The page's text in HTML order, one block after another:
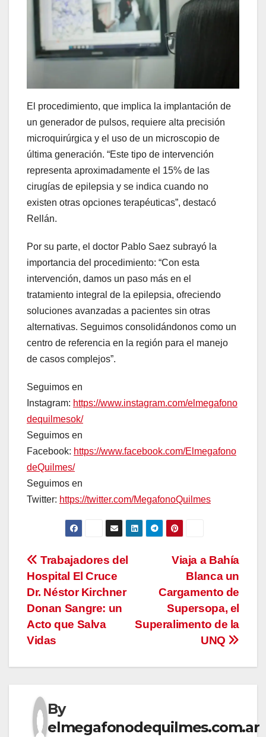
El procedimiento, que implica la implantación de
un generador de pulsos, requiere alta precisión
microquirúrgica y el uso de un microscopio de
última generación. “Este tipo de intervención
representa aproximadamente el 15% de las
cirugías de epilepsia y se indica cuando no
existen otras opciones terapéuticas”, destacó
Rellán.
Por su parte, el doctor Pablo Saez subrayó la
importancia del procedimiento: “Con esta
intervención, damos un paso más en el
tratamiento integral de la epilepsia, ofreciendo
soluciones avanzadas a pacientes sin otras
alternativas. Seguimos consolidándonos como un
centro de referencia en la región para el manejo
de casos complejos”.
Seguimos en
Instagram: https://www.instagram.com/elmegafono
dequilmesok/
Seguimos en
Facebook: https://www.facebook.com/Elmegafono
deQuilmes/
Seguimos en
Twitter: https://twitter.com/MegafonoQuilmes
Navegación
de
entradas
Viaja a Bahía
Blanca un
Cargamento de
Supersopa, el
Superalimento de la
UNQ
Trabajadores del
Hospital El Cruce
Dr. Néstor Kirchner
Donan Sangre: un
Acto que Salva
Vidas
By
elmegafonodequilmes.com.ar